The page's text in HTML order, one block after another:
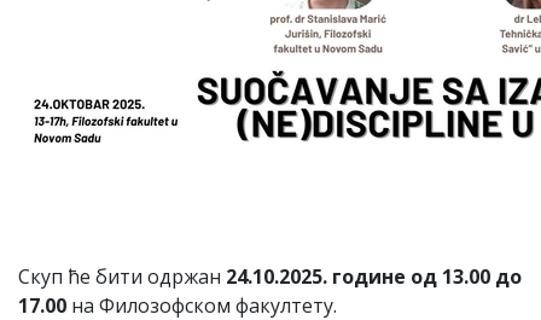
Скуп ће бити одржан 24.10.2025. године од 13.00 до
17.00 на Филозофском факултету.